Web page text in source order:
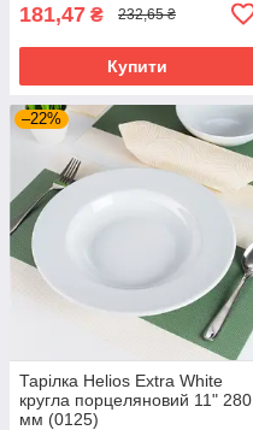
181,47 ₴ 232,65 ₴
Купити
–22%
Тарілка Helios Extra White
кругла порцеляновий 11" 280
мм (0125)